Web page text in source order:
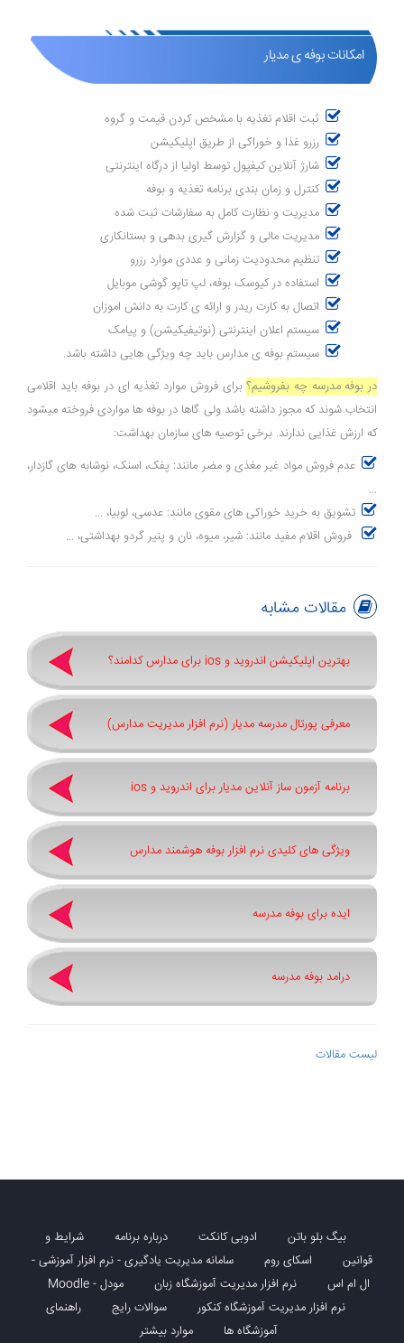
امکانات بوفه ی مدیار
ثبت اقلام تغذیه با مشخص کردن قیمت و گروه
رزرو غذا و خوراکی از طریق اپلیکیشن
شارژ آنلاین کیفپول توسط اولیا از درگاه اینترنتی
کنترل و زمان بندی برنامه تغذیه و بوفه
مدیریت و نظارت کامل به سفارشات ثبت شده
مدیریت مالی و گزارش گیری بدهی و بستانکاری
تنظیم محدودیت زمانی و عددی موارد رزرو
استفاده در کیوسک بوفه، لپ تاپو گوشی موبایل
اتصال به کارت ریدر و ارائه ی کارت به دانش اموزان
سیستم اعلان اینترنتی (نوتیفیکیشن) و پیامک
سیستم بوفه ی مدارس باید چه ویژگی هایی داشته باشد.
در بوفه مدرسه چه بفروشیم؟برای فروش موارد تغذیه ای در بوفه باید اقلامی
انتخاب شوند که مجوز داشته باشد ولی گاها در بوفه ها مواردی فروخته میشود
که ارزش غذایی ندارند. برخی توصیه های سازمان بهداشت:
عدم فروش مواد غیر مغذی و مضر مانند: پفک، اسنک، نوشابه های گازدار،
...
تشویق به خرید خوراکی های مقوی مانند: عدسی، لوبیا، ...
فروش اقلام مفید مانند: شیر، میوه، نان و پنیر گردو بهداشتی، ...
مقالات مشابه
بهترین اپلیکیشن اندروید و ios برای مدارس کدامند؟
معرفی پورتال مدرسه مدیار (نرم افزار مدیریت مدارس)
برنامه آزمون ساز آنلاین مدیار برای اندروید و ios
ویژگی های کلیدی نرم افزار بوفه هوشمند مدارس
ایده برای بوفه مدرسه
درامد بوفه مدرسه
لیست مقالات
بیگ بلو باتن ادوبی کانکت درباره برنامه
شرایط و
قوانین
اسکای روم
سامانه مدیریت یادگیری - نرم افزار آموزشی -
ال ام اس
نرم افزار مدیریت آموزشگاه زبان
مودل - Moodle
نرم افزار مدیریت آموزشگاه کنکور
سوالات رایج
راهنمای
آموزشگاه ها
موارد بیشتر